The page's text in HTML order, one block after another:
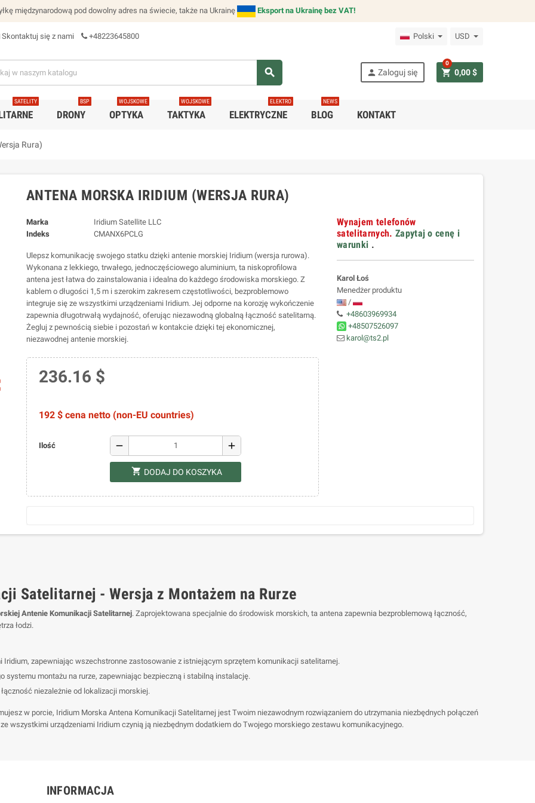
międzynarodową pod dowolny adres na świecie, także na Ukrainę Eksport na Ukrainę bez VAT!
Skontaktuj się z nami +48223645800 Polski USD
search person Zaloguj się shopping_cart 0,00 $
0
SATELITY
DRONY
BSP
OPTYKA
WOJSKOWE
TAKTYKA
WOJSKOWE
ELEKTRYCZNE
ELEKTRO
BLOG
NEWS
KONTAKT
Rura)
ANTENA MORSKA IRIDIUM (WERSJA RURA)
Marka
Iridium Satellite LLC
Indeks
CMANX6PCLG
Ulepsz komunikację swojego statku dzięki antenie morskiej Iridium (wersja rurowa).
Wykonana z lekkiego, trwałego, jednoczęściowego aluminium, ta niskoprofilowa
antena jest łatwa do zainstalowania i idealna do każdego środowiska morskiego. Z
kablem o długości 1,5 m i szerokim zakresem częstotliwości, bezproblemowo
integruje się ze wszystkimi urządzeniami Iridium. Jej odporne na korozję wykończenie
zapewnia długotrwałą wydajność, oferując niezawodną globalną łączność satelitarną.
Żegluj z pewnością siebie i pozostań w kontakcie dzięki tej ekonomicznej,
niezawodnej antenie morskiej.
236.16 $
192 $ cena netto (non-EU countries)
Ilość remove add
shopping_cart DODAJ DO KOSZYKA
Wynajem telefonów
satelitarnych. Zapytaj o cenę i
warunki .
Karol Łoś
Menedżer produktu
/
+48603969934
+48507526097
karol@ts2.pl
Satelitarnej - Wersja z Montażem na Rurze
Antenie Komunikacji Satelitarnej. Zaprojektowana specjalnie do środowisk morskich, ta antena zapewnia bezproblemową łączność,
łodzi.
zapewniając wszechstronne zastosowanie z istniejącym sprzętem komunikacji satelitarnej.
systemu montażu na rurze, zapewniając bezpieczną i stabilną instalację.
niezależnie od lokalizacji morskiej.
w porcie, Iridium Morska Antena Komunikacji Satelitarnej jest Twoim niezawodnym rozwiązaniem do utrzymania niezbędnych połączeń
wszystkimi urządzeniami Iridium czynią ją niezbędnym dodatkiem do Twojego morskiego zestawu komunikacyjnego.
INFORMACJA